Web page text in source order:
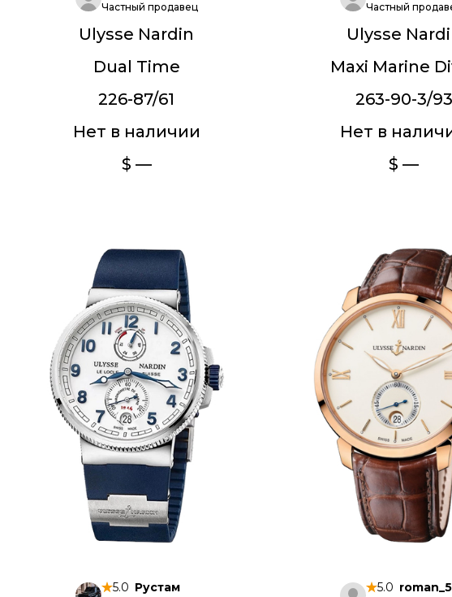
Частный продавец
Ulysse Nardin
Dual Time
226-87/61
Нет в наличии
$ —
Частный
Ulysse
Maxi Marine
263-90-3/93
Нет в
$ —
5.0 Рустам 5.0